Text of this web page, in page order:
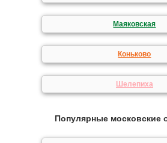
Маяковская
Коньково
Шелепиха
Популярные московские